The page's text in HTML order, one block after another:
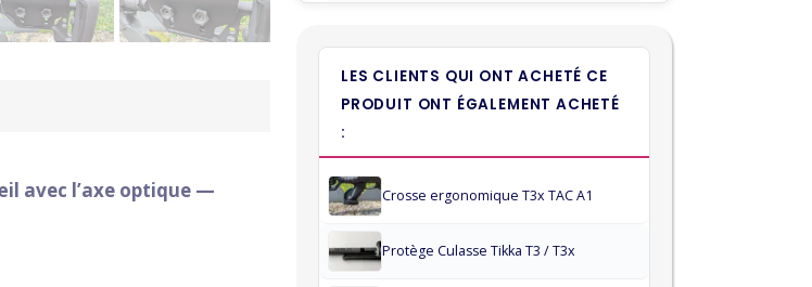
avec l’axe optique —
LES CLIENTS QUI ONT ACHETÉ CE
PRODUIT ONT ÉGALEMENT ACHETÉ
:
Crosse ergonomique T3x TAC A1
Protège Culasse Tikka T3 / T3x